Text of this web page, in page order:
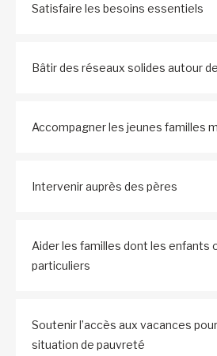
Satisfaire les besoins essentiels
Bâtir des réseaux solides autour
Accompagner les jeunes familles
Intervenir auprès des pères
Aider les familles dont les enfants
particuliers
Soutenir l’accès aux vacances
situation de pauvreté